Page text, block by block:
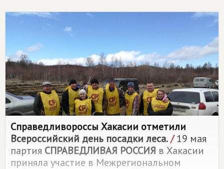
Справедливороссы Хакасии отметили
Всероссийский день посадки леса./19 мая
партия СПРАВЕДЛИВАЯ РОССИЯ в Хакасии
приняла участие в Межрегиональном